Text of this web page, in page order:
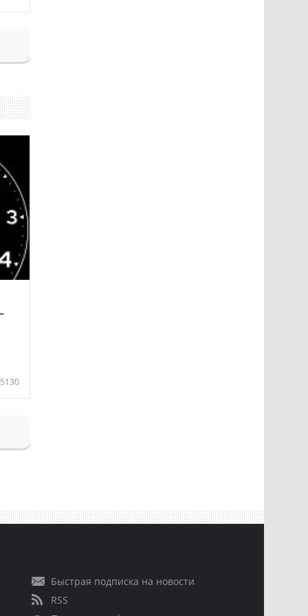
5130
Быстрая подписка на новости
RSS